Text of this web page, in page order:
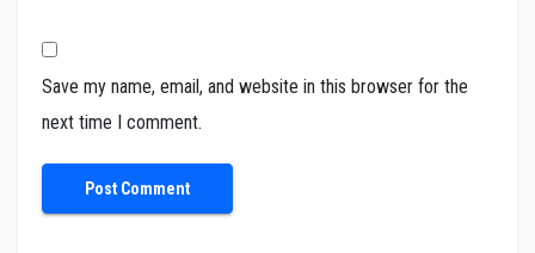
Save my name, email, and website in this browser for the
next time I comment.